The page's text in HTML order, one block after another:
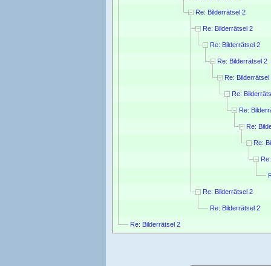
Re: Bilderrätsel 2
Re: Bilderrätsel 2
Re: Bilderrätsel 2
Re: Bilderrätsel 2
Re: Bilderrätsel
Re:
Re:
Re:
Re:
Re: Bilderrätsel 2
Re: Bilderrätsel 2
Re: Bilderrätsel 2